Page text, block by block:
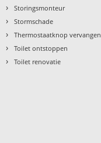
› Storingsmonteur
› Stormschade
› Thermostaatknop vervangen
› Toilet ontstoppen
› Toilet renovatie